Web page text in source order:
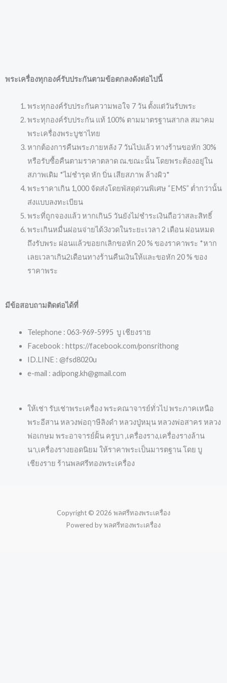
พระเครื่องทุกองค์รับประกันตามข้อตกลงดังต่อไปนี้
พระทุกองค์รับประกันความพอใจ 7 วัน ตั้งแต่วันรับพระ
พระทุกองค์รับประกัน แท้ 100% ตามมาตรฐานสากล สมาคม
พระเครื่องพระบูชาไทย
หากต้องการคืนพระภายหลัง 7 วันไปแล้ว ทางร้านขอหัก 30%
หรือรับซื้อคืนตามราคาตลาด ณ.ขณะนั้น โดยพระต้องอยู่ใน
สภาพเดิม *ไม่ชำรุด หัก บิ่น เสียสภาพ ล้างผิว*
พระราคาเกิน 1,000 จัดส่งโดยพัสดุด่วนพิเศษ “EMS” ต่ำกว่านั้น
ส่งแบบลงทะเบียน
พระที่ถูกจองแล้ว หากเกิน5 วันยังไม่ชำระเงินถือว่าสละสิทธิ์
พระเกินหมื่นผ่อนจ่ายได้3งวดในระยะเวลา 2 เดือน ผ่อนหมด
ถึงรับพระ ผ่อนแล้วขอยกเลิกขอหัก 20 % ของราคาพระ *หาก
เลยเวลาเกิน2เดือนทางร้านคืนเงินให้และขอหัก 20 % ของ
ราคาพระ
มีข้อสอบถามติดต่อได้ที่
Telephone : 063-969-5995 บู เชียงราย
Facebook : https://facebook.com/ponsrithong
ID.LINE : @fsd8020u
e-mail : adipong.kh@gmail.com
ให้เช่า รับเช่าพระเครื่อง พระคณาจารย์ทั่วไป พระภาคเหนือ
พระอีสาน หลวงพ่อฤาษีลิงดำ หลวงปู่หมุน หลวงพ่อสาคร หลวง
พ่อเกษม พระอาจารย์ฝั้น ครูบา ,เครื่องราง,เครื่องรางล้าน
นา,เครื่องรางยอดนิยม ให้ราคาพระเป็นมารตฐาน โดย บู
เชียงราย ร้านพลศรีทองพระเครื่อง
Copyright © 2026 พลศรีทองพระเครื่อง
Powered by พลศรีทองพระเครื่อง